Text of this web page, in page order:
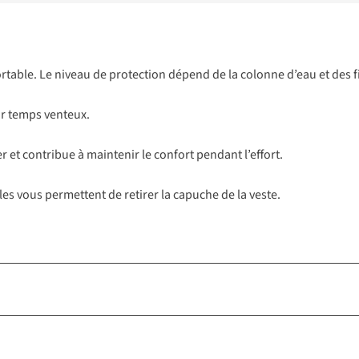
Le niveau de protection dépend de la colonne d’eau et
temps venteux.
et contribue à maintenir le confort pendant l’effort.
vous permettent de retirer la capuche de la veste.